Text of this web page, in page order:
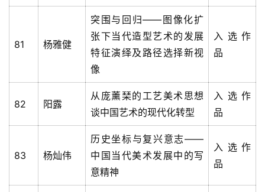
81 杨雅健
突围与回归——图像化扩
张下当代造型艺术的发展
特征演绎及路径选择新视
像
入选作
品
82 阳露
从庞薰琹的工艺美术思想
谈中国艺术的现代化转型
入选作
品
83 杨灿伟
历史坐标与复兴意志——
中国当代美术发展中的写
意精神
入选作
品